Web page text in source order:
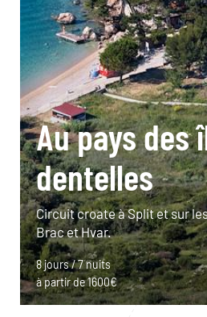
Au pays des
dentelles
Circuit croate à Split et sur
Brac et Hvar.
8 jours / 7 nuits
à partir de 1600€